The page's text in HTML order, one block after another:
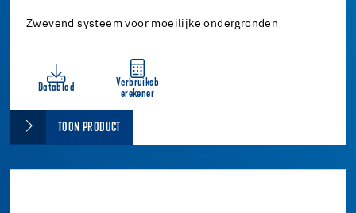
Zwevend systeem voor moeilijke ondergronden
Datablad
Verbruiksb
erekener
TOON PRODUCT